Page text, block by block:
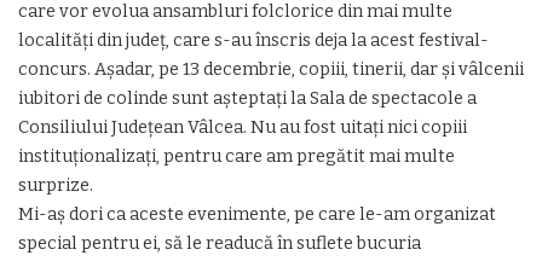
care vor evolua ansambluri folclorice din mai multe
localități din județ, care s-au înscris deja la acest festival-
concurs. Așadar, pe 13 decembrie, copiii, tinerii, dar și vâlcenii
iubitori de colinde sunt așteptați la Sala de spectacole a
Consiliului Județean Vâlcea. Nu au fost uitați nici copiii
instituționalizați, pentru care am pregătit mai multe
surprize.
Mi-aș dori ca aceste evenimente, pe care le-am organizat
special pentru ei, să le readucă în suflete bucuria